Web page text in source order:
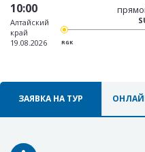
10:00
Алтайский
край
19.08.2026
RGK
ЗАЯВКА НА ТУР